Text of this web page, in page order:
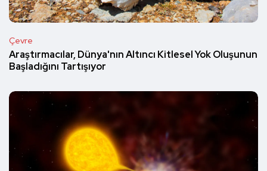
Çevre
Araştırmacılar, Dünya'nın Altıncı Kitlesel Yok Oluşunun
Başladığını Tartışıyor